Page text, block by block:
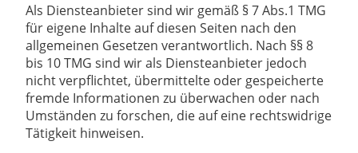
Als Diensteanbieter sind wir gemäß § 7 Abs.1 TMG
für eigene Inhalte auf diesen Seiten nach den
allgemeinen Gesetzen verantwortlich. Nach §§ 8
bis 10 TMG sind wir als Diensteanbieter jedoch
nicht verpflichtet, übermittelte oder gespeicherte
fremde Informationen zu überwachen oder nach
Umständen zu forschen, die auf eine rechtswidrige
Tätigkeit hinweisen.